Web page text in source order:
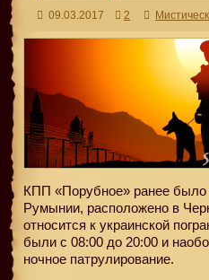
09.03.2017 2
КПП «Порубное» ранее
Румынии, расположено в
относится к украинской
были с 08:00 до 20:00 и
ночное патрулирование.